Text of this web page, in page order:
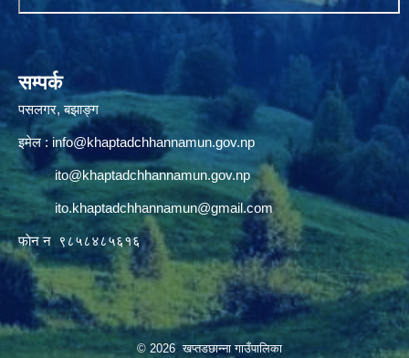
सम्पर्क
पसलगर, बझाङ्ग
इमेल : info@khaptadchhannamun.gov.np
ito@khaptadchhannamun.gov.np
ito.khaptadchhannamun@gmail.com
फाेन न‌‍‍ ९८५८४८५६१६
© 2026 खप्तडछान्ना गाउँपालिका